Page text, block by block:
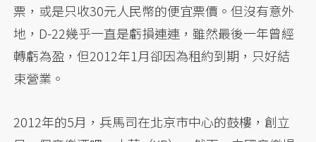
票，或是只收30元人民幣的便宜票價。但沒有意外
地，D-22幾乎一直是虧損連連，雖然最後一年曾經
轉虧為盈，但2012年1月卻因為租約到期，只好結
束營業。
2012年的5月，兵馬司在北京市中心的鼓樓，創立